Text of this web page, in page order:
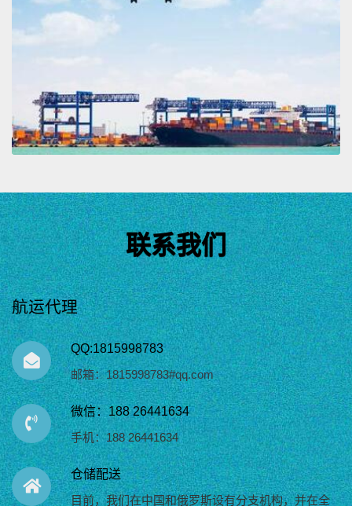
联系我们
航运代理
QQ:1815998783
邮箱：1815998783#qq.com
微信：188 26441634
手机：188 26441634
仓储配送
目前，我们在中国和俄罗斯设有分支机构，并在全
球91个国家和地区建立了服务网络，为上千家行业
领先企业提供综合国际物流服务。